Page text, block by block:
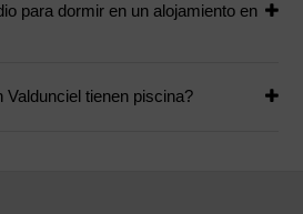
para dormir en un alojamiento en
tienen piscina?